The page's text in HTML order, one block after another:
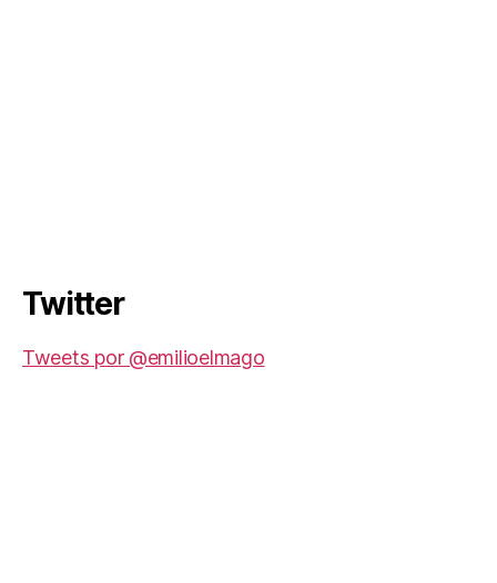
Twitter
Tweets por @emilioelmago